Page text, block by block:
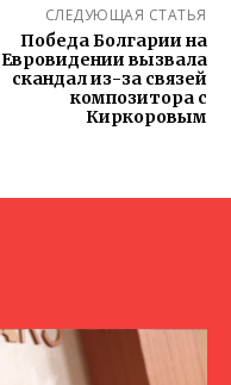
СЛЕДУЮЩАЯ СТАТЬЯ
Победа Болгарии на
Евровидении вызвала
скандал из-за связей
композитора с
Киркоровым